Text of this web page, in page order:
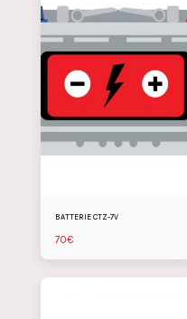
BATTERIE CTZ-7V
70€